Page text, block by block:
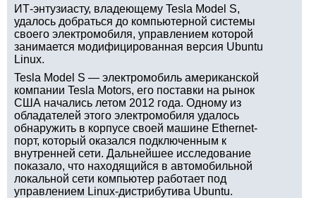
ИТ-энтузиасту, владеющему Tesla Model S,
удалось добраться до компьютерной системы
своего электромобиля, управлением которой
занимается модифицированная версия Ubuntu
Linux.
Tesla Model S — электромобиль американской
компании Tesla Motors, его поставки на рынок
США начались летом 2012 года. Одному из
обладателей этого электромобиля удалось
обнаружить в корпусе своей машине Ethernet-
порт, который оказался подключенным к
внутренней сети. Дальнейшее исследование
показало, что находящийся в автомобильной
локальной сети компьютер работает под
управлением Linux-дистрибутива Ubuntu.